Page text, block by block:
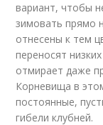
вариант, чтобы
зимовать прямо
отнесены к тем
переносят
отмирает даже
Корневища в
постоянные,
гибели клубней.